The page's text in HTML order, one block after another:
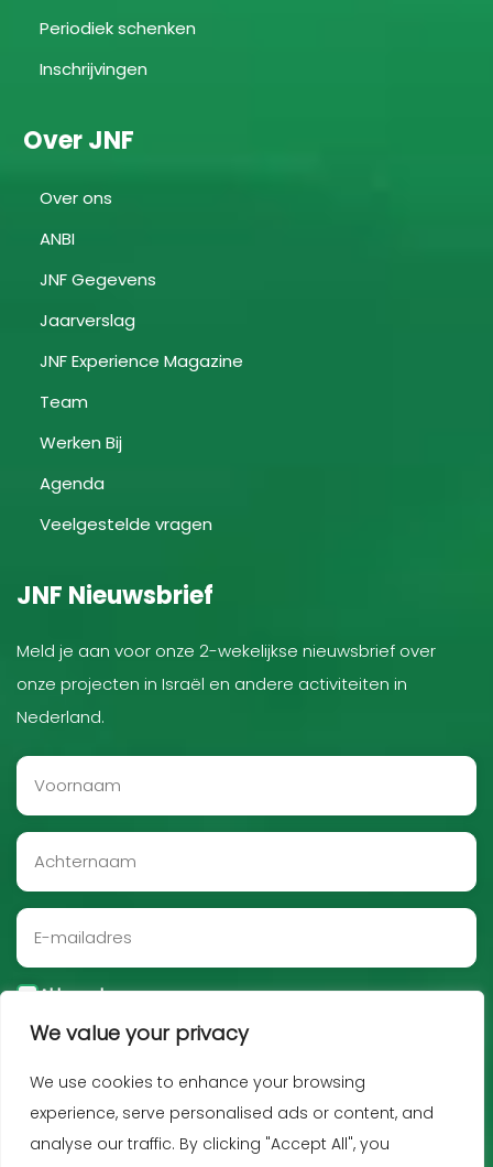
We value your privacy
We use cookies to enhance your browsing
experience, serve personalised ads or content, and
analyse our traffic. By clicking "Accept All", you
Periodiek schenken
Inschrijvingen
Over JNF
Over ons
ANBI
JNF Gegevens
Jaarverslag
JNF Experience Magazine
Team
Werken Bij
Agenda
Veelgestelde vragen
JNF Nieuwsbrief
Meld je aan voor onze 2-wekelijkse nieuwsbrief over
onze projecten in Israël en andere activiteiten in
Nederland.
Akkoord